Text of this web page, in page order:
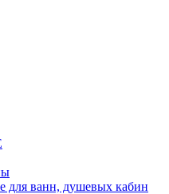
для ванн, душевых кабин